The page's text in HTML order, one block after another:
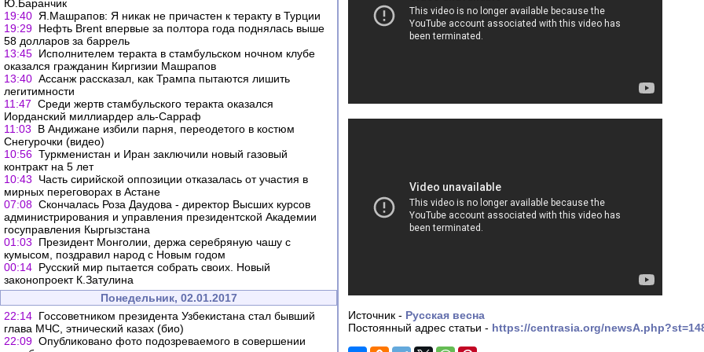
Ю.Баранчик
19:40 Я.Машрапов: Я никак не причастен к теракту в Турции
19:29 Нефть Brent впервые за полтора года поднялась выше
58 долларов за баррель
13:45 Исполнителем теракта в стамбульском ночном клубе
оказался гражданин Киргизии Машрапов
13:40 Ассанж рассказал, как Трампа пытаются лишить
легитимности
11:47 Среди жертв стамбульского теракта оказался
Иорданский миллиардер аль-Сарраф
11:03
В Андижане избили парня, переодетого в костюм
Снегурочки (видео)
10:56 Туркменистан и Иран заключили новый газовый
контракт на 5 лет
10:43
Часть сирийской оппозиции отказалась от участия в
мирных переговорах в Астане
07:08 Скончалась Роза Даудова - директор Высших курсов
администрирования и управления президентской Академии
госуправления Кыргызстана
01:03
Президент Монголии, держа серебряную чашу с
кумысом, поздравил народ с Новым годом
00:14 Русский мир пытается собрать своих. Новый
законопроект К.Затулина
Понедельник, 02.01.2017
22:14 Госсоветником президента Узбекистана стал бывший
глава МЧС, этнический казах (био)
22:09 Опубликовано фото подозреваемого в совершении
Источник - Русская весна
Постоянный адрес статьи - https://centrasia.org/